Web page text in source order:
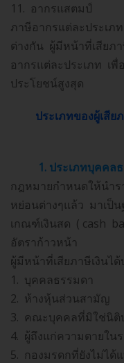
11. อากรแสตมป์
ภาษีอากรแต่ละประเภ
ต่างกัน ผู้มีหน้าที่เสียภ
อากรแต่ละประเภท เพื่
ประโยชน์สูงสุด
ประเภทของผู้เสีย
1. ประเภทบุคคล
กฎหมายกำหนดให้นำ
หย่อนต่างๆแล้ว มาเป็
เกณฑ์เงินสด ( cash
อัตราก้าวหน้า
ผู้มีหน้าที่เสียภาษีเงินไ
1. บุคคลธรรมดา
2. ห้างหุ้นส่วนสามัญ
3. คณะบุคคลที่มิใช่นิติ
4. ผู้ถึงแก่ความตายใน
5. กองมรดกที่ยังไม่ได้